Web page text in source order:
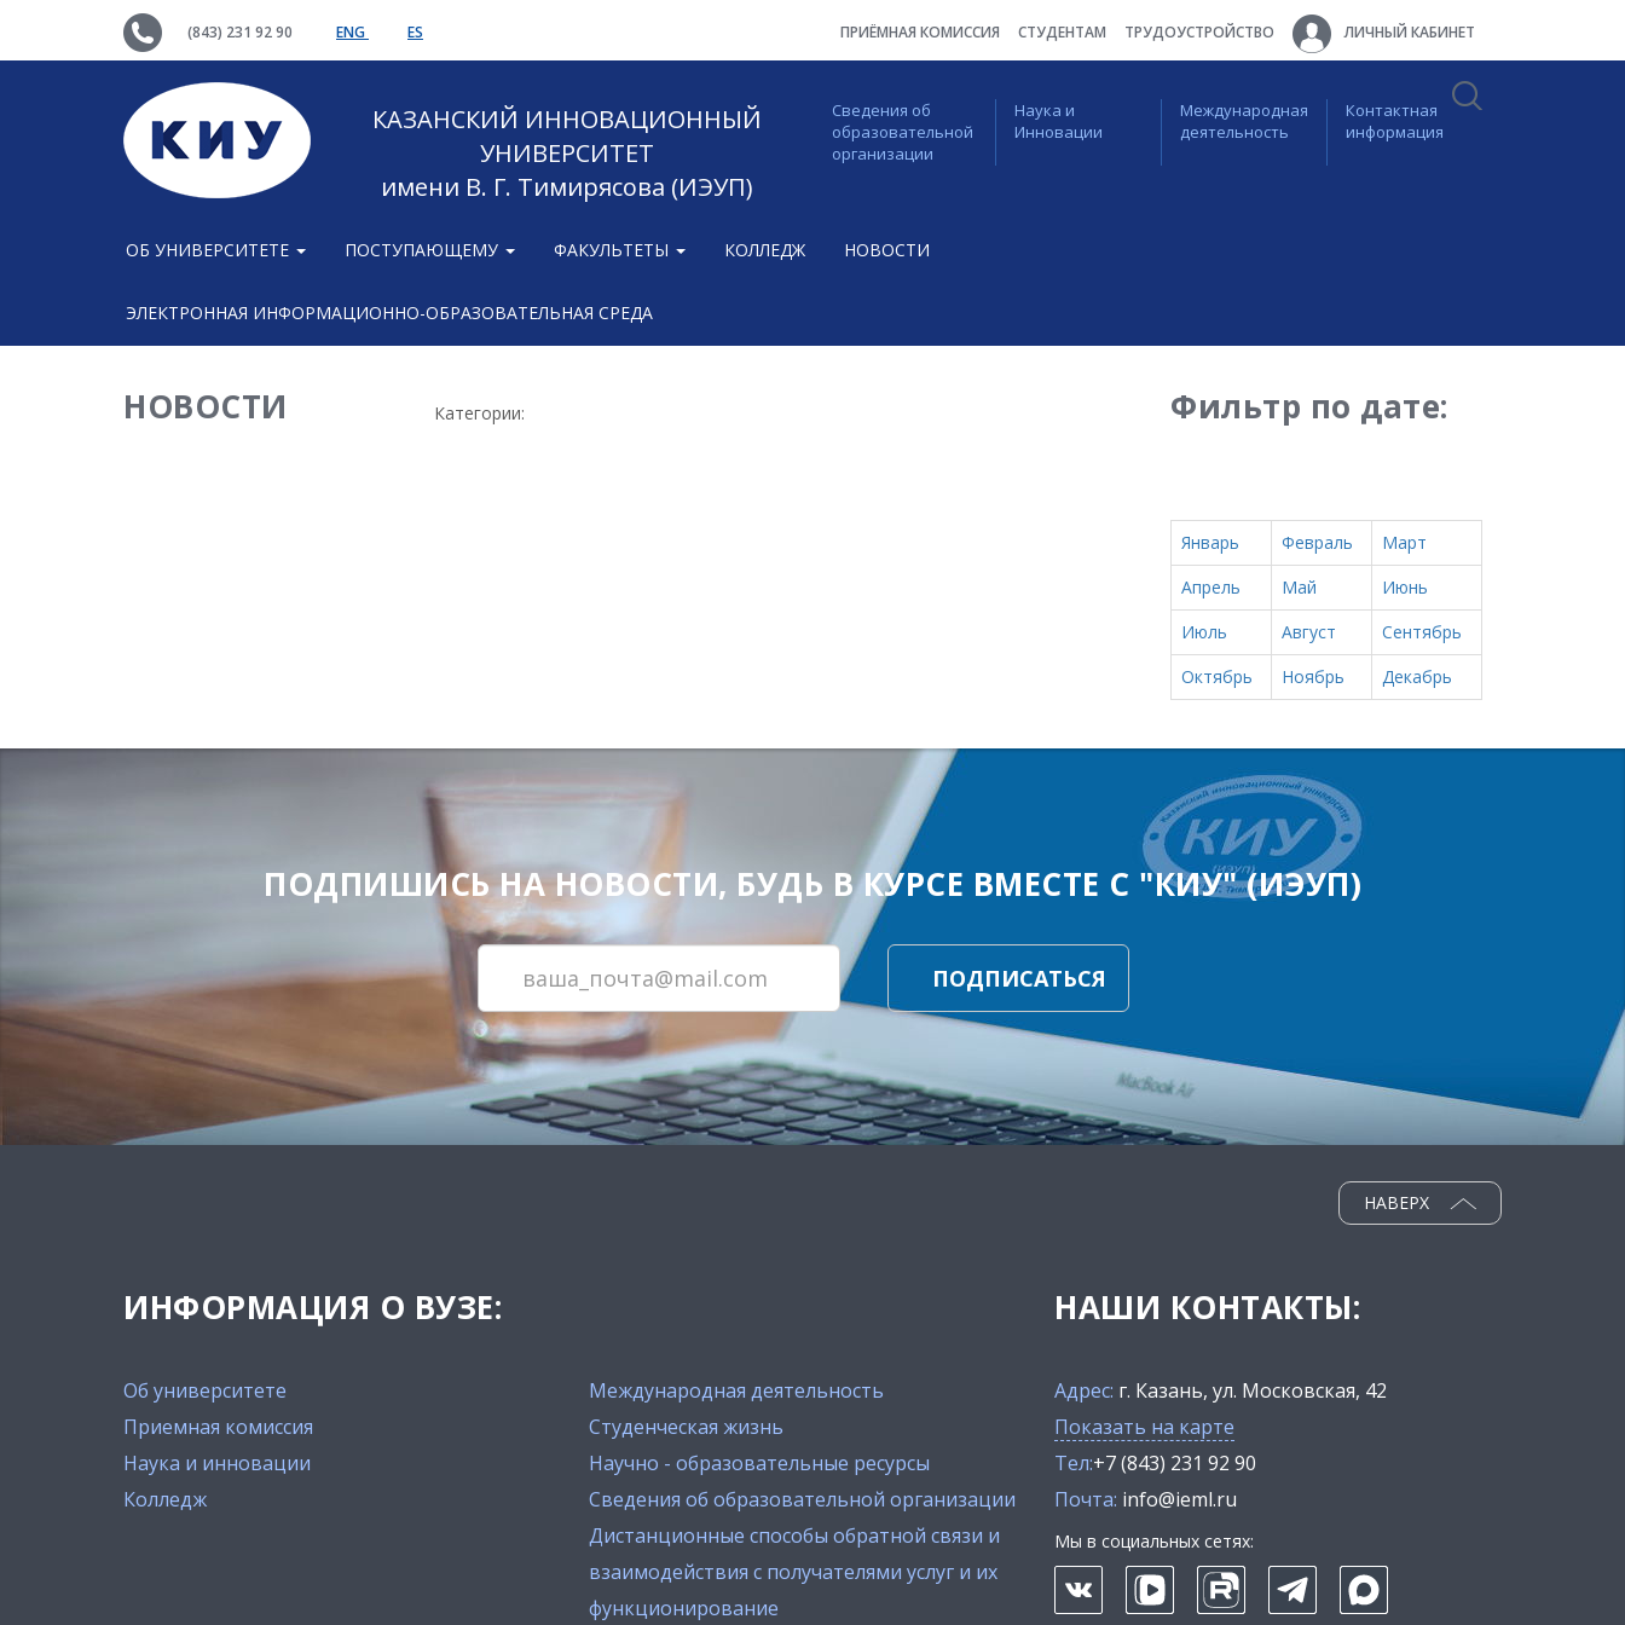
(843) 231 92 90 ENG ES ПРИЁМНАЯ КОМИССИЯ СТУДЕНТАМ ТРУДОУСТРОЙСТВО ЛИЧНЫЙ КАБИНЕТ
КАЗАНСКИЙ ИННОВАЦИОННЫЙ
УНИВЕРСИТЕТ
имени В. Г. Тимирясова (ИЭУП)
Сведения об
образовательной
организации
Наука и
Инновации
Международная
деятельность
Контактная
информация
ОБ УНИВЕРСИТЕТЕ ПОСТУПАЮЩЕМУ ФАКУЛЬТЕТЫ КОЛЛЕДЖ НОВОСТИ
ЭЛЕКТРОННАЯ ИНФОРМАЦИОННО-ОБРАЗОВАТЕЛЬНАЯ СРЕДА
НОВОСТИ Категории: Фильтр по дате:
Январь Февраль
Март
Апрель
Май
Июнь
Июль
Август
Сентябрь
Октябрь
Ноябрь Декабрь
ПОДПИШИСЬ НА НОВОСТИ, БУДЬ В КУРСЕ ВМЕСТЕ С "КИУ" (ИЭУП)
ПОДПИСАТЬСЯ
ИНФОРМАЦИЯ О ВУЗЕ:
Об университете
Приемная комиссия
Наука и инновации
Колледж
Международная деятельность
Студенческая жизнь
Научно - образовательные ресурсы
Сведения об образовательной организации
Дистанционные способы обратной связи и
взаимодействия с получателями услуг и их
функционирование
НАВЕРХ
НАШИ КОНТАКТЫ:
Адрес: г. Казань, ул. Московская, 42
Показать на карте
Тел:+7 (843) 231 92 90
Почта: info@ieml.ru
Мы в социальных сетях: